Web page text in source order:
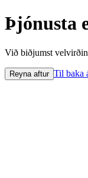
Þjónusta
Við biðjumst
Reyna aftur Til baka